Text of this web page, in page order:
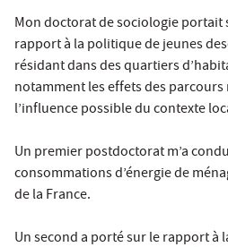
Mon doctorat de sociologie
rapport à la politique de jeunes
résidant dans des quartiers
notamment les effets des
l’influence possible du contexte
Un premier postdoctorat m’a
consommations d’énergie de
de la France.
Un second a porté sur le rapport à